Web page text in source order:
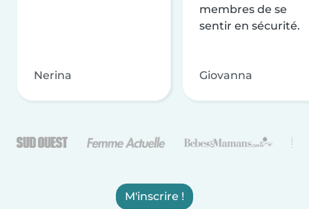
Nerina
membres de se
sentir en sécurité.
Giovanna
M'inscrire !